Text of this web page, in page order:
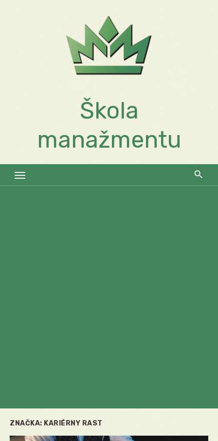
Škola
manažmentu
ZNAČKA: KARIÉRNY RAST